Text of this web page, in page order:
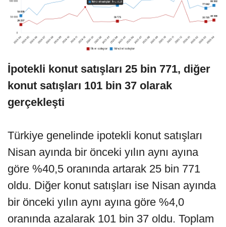
İpotekli konut satışları 25 bin 771, diğer
konut satışları 101 bin 37 olarak
gerçekleşti
Türkiye genelinde ipotekli konut satışları
Nisan ayında bir önceki yılın aynı ayına
göre %40,5 oranında artarak 25 bin 771
oldu. Diğer konut satışları ise Nisan ayında
bir önceki yılın aynı ayına göre %4,0
oranında azalarak 101 bin 37 oldu. Toplam